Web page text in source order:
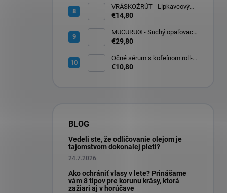
VRÁSKOŽRÚT - Lipkavcový
denný krém s Q10 30ml
€14,80
MUCURU® - Suchý opaľovací
olej SPF 30 100ml
€29,80
Očné sérum s kofeínom roll-
on na očné okolie 10ml
€10,80
BLOG
Vedeli ste, že odličovanie olejom je
tajomstvom dokonalej pleti?
24.7.2026
Ako ochrániť vlasy v lete? Prinášame
vám 8 tipov pre korunu krásy, ktorá
zažiari aj v horúčave